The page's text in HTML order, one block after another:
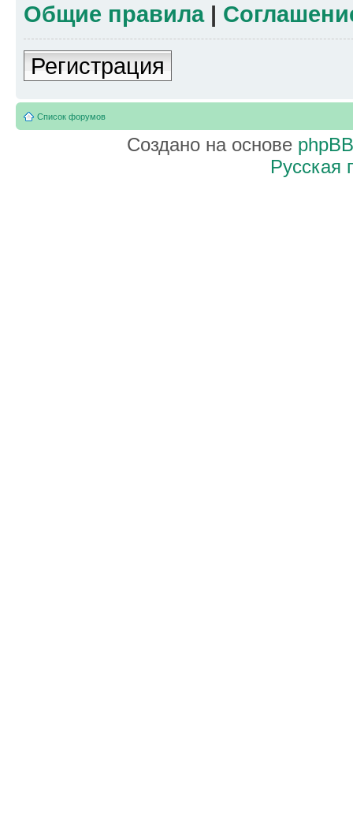
Общие правила|
Регистрация
Список форумов
Создано на основе phpBB
Русская